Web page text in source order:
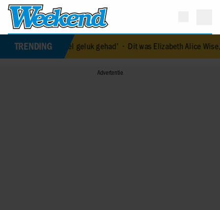
TRENDING
geluk gehad’ • Dit was Elizabeth Alice Wise, de royal die